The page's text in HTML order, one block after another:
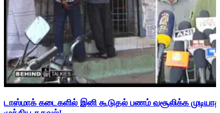
டாஸ்மாக் கடைகளில் இனி கூடுதல் பணம் வசூலிக்க